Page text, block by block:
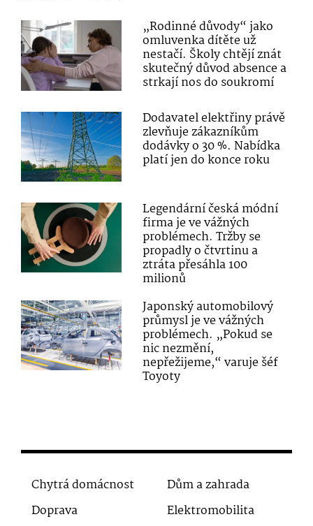
„Rodinné důvody“ jako
omluvenka dítěte už
nestačí. Školy chtějí znát
skutečný důvod absence a
strkají nos do soukromí
Dodavatel elektřiny právě
zlevňuje zákazníkům
dodávky o 30 %. Nabídka
platí jen do konce roku
Legendární česká módní
firma je ve vážných
problémech. Tržby se
propadly o čtvrtinu a
ztráta přesáhla 100
milionů
Japonský automobilový
průmysl je ve vážných
problémech. „Pokud se
nic nezmění,
nepřežijeme,“ varuje šéf
Toyoty
Chytrá domácnost
Dům a zahrada
Doprava
Elektromobilita